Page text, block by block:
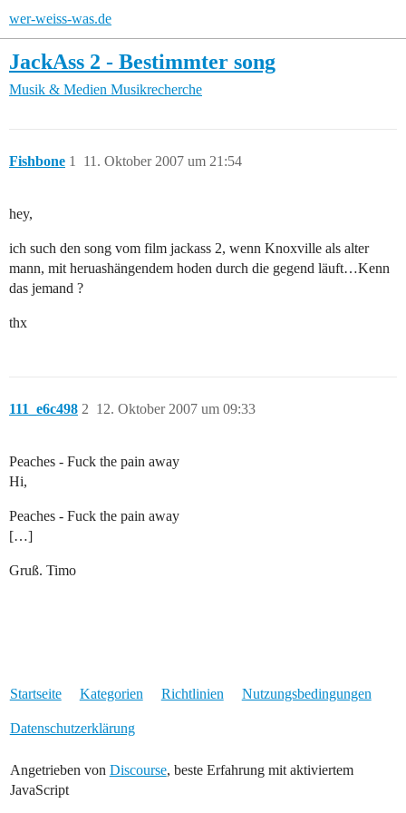
wer-weiss-was.de
JackAss 2 - Bestimmter song
Musik & Medien Musikrecherche
Fishbone 11. Oktober 2007 um 21:54
1
hey,
ich such den song vom film jackass 2, wenn Knoxville als alter
mann, mit heruashängendem hoden durch die gegend läuft…Kenn
das jemand ?
thx
111_e6c498 12. Oktober 2007 um 09:33
2
Peaches - Fuck the pain away
Hi,
Peaches - Fuck the pain away
[…]
Gruß. Timo
Startseite Kategorien Richtlinien Nutzungsbedingungen
Datenschutzerklärung
Angetrieben von Discourse, beste Erfahrung mit aktiviertem
JavaScript